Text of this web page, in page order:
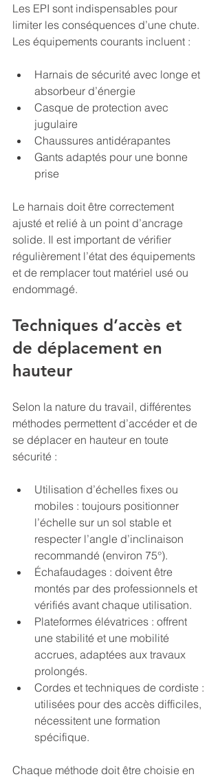
Les EPI sont indispensables pour
limiter les conséquences d’une chute.
Les équipements courants incluent :
Harnais de sécurité avec longe et
absorbeur d’énergie
Casque de protection avec
jugulaire
Chaussures antidérapantes
Gants adaptés pour une bonne
prise
Le harnais doit être correctement
ajusté et relié à un point d’ancrage
solide. Il est important de vérifier
régulièrement l’état des équipements
et de remplacer tout matériel usé ou
endommagé.
Techniques d’accès et
de déplacement en
hauteur
Selon la nature du travail, différentes
méthodes permettent d’accéder et de
se déplacer en hauteur en toute
sécurité :
Utilisation d’échelles fixes ou
mobiles : toujours positionner
l’échelle sur un sol stable et
respecter l’angle d’inclinaison
recommandé (environ 75°).
Échafaudages : doivent être
montés par des professionnels et
vérifiés avant chaque utilisation.
Plateformes élévatrices : offrent
une stabilité et une mobilité
accrues, adaptées aux travaux
prolongés.
Cordes et techniques de cordiste :
utilisées pour des accès difficiles,
nécessitent une formation
spécifique.
Chaque méthode doit être choisie en